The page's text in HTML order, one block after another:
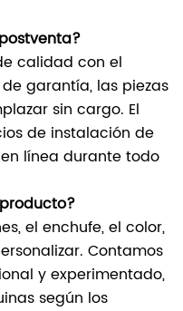
calidad con el
garantía, las piezas
sin cargo. El
de instalación de
línea durante todo
el enchufe, el color,
Contamos
y experimentado,
según los